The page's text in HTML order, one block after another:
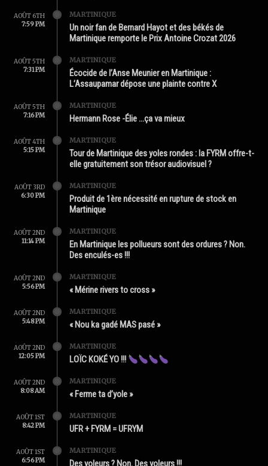
AOÛT 6TH
7:59 PM
MARTINIQUE
Un noir fan de Bernard Hayot et des békés de
Martinique remporte le Prix Antoine Crozat 2026
AOÛT 5TH
7:31 PM
MARTINIQUE
Écocide de l’Anse Meunier en Martinique :
L’Assaupamar dépose une plainte contre X
AOÛT 5TH
7:16 PM
MARTINIQUE
Hermann Rose -Élie …ça va mieux
AOÛT 4TH
5:15 PM
MARTINIQUE
Tour de Martinique des yoles rondes : la FYRM offre-t-
elle gratuitement son trésor audiovisuel ?
AOÛT 3RD
6:30 PM
MARTINIQUE
Produit de 1ère nécessité en rupture de stock en
Martinique
AOÛT 2ND
11:14 PM
MARTINIQUE
En Martinique les pollueurs sont des ordures ? Non.
Des enculés-es !!!
AOÛT 2ND
5:56 PM
MARTINIQUE
« Mérine rivers to cross »
AOÛT 2ND
5:48 PM
MARTINIQUE
« Nou ka gadé MAS pasé »
AOÛT 2ND
12:05 PM
MARTINIQUE
LOÏC KOKÉ YO !!!
AOÛT 2ND
8:08 AM
MARTINIQUE
« Ferme ta d’yole »
AOÛT 1ST
8:42 PM
MARTINIQUE
UFR + FYRM = UFRYM
AOÛT 1ST
6:56 PM
MARTINIQUE
Des yoleurs ? Non. Des voleurs !!!